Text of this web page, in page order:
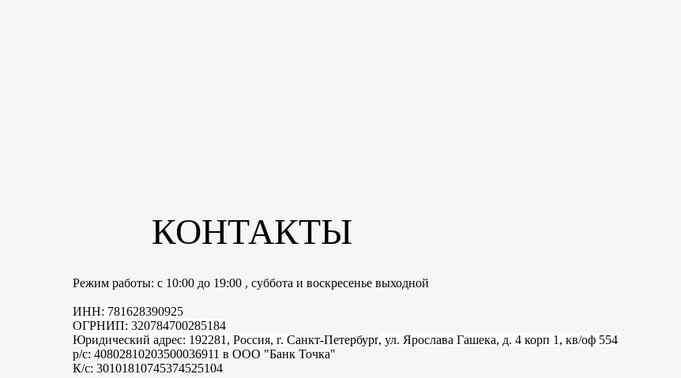
КОНТАКТЫ
Режим работы: с 10:00 до 19:00 , суббота и воскресенье выходной
ИНН: 781628390925
ОГРНИП: 320784700285184
Юридический адрес: 192281, Россия, г. Санкт-Петербург, ул. Ярослава Гашека, д. 4 корп 1, кв/оф 554
р/с: 40802810203500036911 в ООО "Банк Точка"
К/с: 30101810745374525104